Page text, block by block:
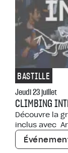
BASTILLE
Jeudi 23 juillet
CLIMBING
Découvre la
inclus avec